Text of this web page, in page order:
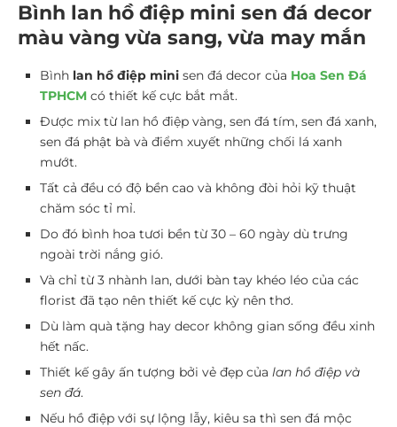
Bình lan hồ điệp mini sen đá decor
màu vàng vừa sang, vừa may mắn
Bình lan hồ điệp mini sen đá decor của Hoa Sen Đá
TPHCM có thiết kế cực bắt mắt.
Được mix từ lan hồ điệp vàng, sen đá tím, sen đá xanh,
sen đá phật bà và điểm xuyết những chối lá xanh
mướt.
Tất cả đều có độ bền cao và không đòi hỏi kỹ thuật
chăm sóc tỉ mỉ.
Do đó bình hoa tươi bền từ 30 – 60 ngày dù trưng
ngoài trời nắng gió.
Và chỉ từ 3 nhành lan, dưới bàn tay khéo léo của các
florist đã tạo nên thiết kế cực kỳ nên thơ.
Dù làm quà tặng hay decor không gian sống đều xinh
hết nấc.
Thiết kế gây ấn tượng bởi vẻ đẹp của lan hồ điệp và
sen đá.
Nếu hồ điệp với sự lộng lẫy, kiêu sa thì sen đá mộc